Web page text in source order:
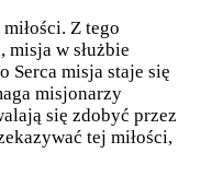
Z tego
misja w służbie
Serca misja staje się
misjonarzy
się zdobyć przez
tej miłości,